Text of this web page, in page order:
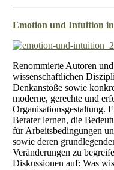
Emotion und Intuition
Renommierte Autoren
wissenschaftlichen
Denkanstöße sowie
moderne, gerechte und
Organisationsgestaltung.
Berater lernen, die
für Arbeitsbedingungen
sowie deren
Veränderungen zu
Diskussionen auf: Was